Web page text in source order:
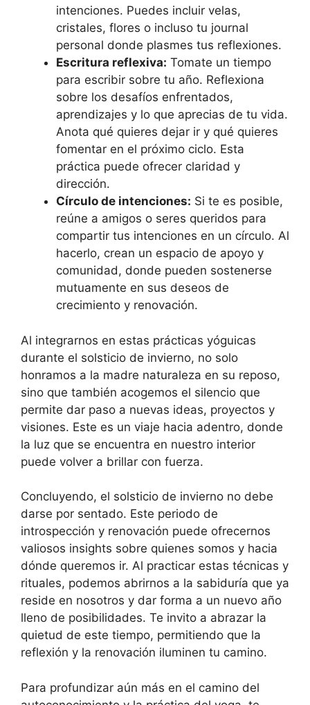
intenciones. Puedes incluir velas,
cristales, flores o incluso tu journal
personal donde plasmes tus reflexiones.
Escritura reflexiva: Tomate un tiempo
para escribir sobre tu año. Reflexiona
sobre los desafíos enfrentados,
aprendizajes y lo que aprecias de tu vida.
Anota qué quieres dejar ir y qué quieres
fomentar en el próximo ciclo. Esta
práctica puede ofrecer claridad y
dirección.
Círculo de intenciones: Si te es posible,
reúne a amigos o seres queridos para
compartir tus intenciones en un círculo. Al
hacerlo, crean un espacio de apoyo y
comunidad, donde pueden sostenerse
mutuamente en sus deseos de
crecimiento y renovación.
Al integrarnos en estas prácticas yóguicas
durante el solsticio de invierno, no solo
honramos a la madre naturaleza en su reposo,
sino que también acogemos el silencio que
permite dar paso a nuevas ideas, proyectos y
visiones. Este es un viaje hacia adentro, donde
la luz que se encuentra en nuestro interior
puede volver a brillar con fuerza.
Concluyendo, el solsticio de invierno no debe
darse por sentado. Este periodo de
introspección y renovación puede ofrecernos
valiosos insights sobre quienes somos y hacia
dónde queremos ir. Al practicar estas técnicas y
rituales, podemos abrirnos a la sabiduría que ya
reside en nosotros y dar forma a un nuevo año
lleno de posibilidades. Te invito a abrazar la
quietud de este tiempo, permitiendo que la
reflexión y la renovación iluminen tu camino.
Para profundizar aún más en el camino del